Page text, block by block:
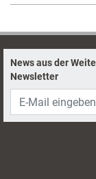
News aus der
Newsletter